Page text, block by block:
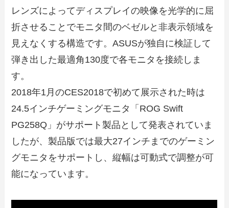
レンズによってディスプレイの映像を光学的に屈
折させることでモニタ間のベゼルと非表示領域を
見えなくする構造です。ASUSが独自に検証して
弾き出した最適角130度で各モニタを接続しま
す。
2018年1月のCES2018で初めて展示された時は
24.5インチゲーミングモニタ「ROG Swift
PG258Q」がサポート製品として発表されていま
したが、製品版では最大27インチまでのゲーミン
グモニタをサポートし、縦幅は可動式で調整が可
能になっています。